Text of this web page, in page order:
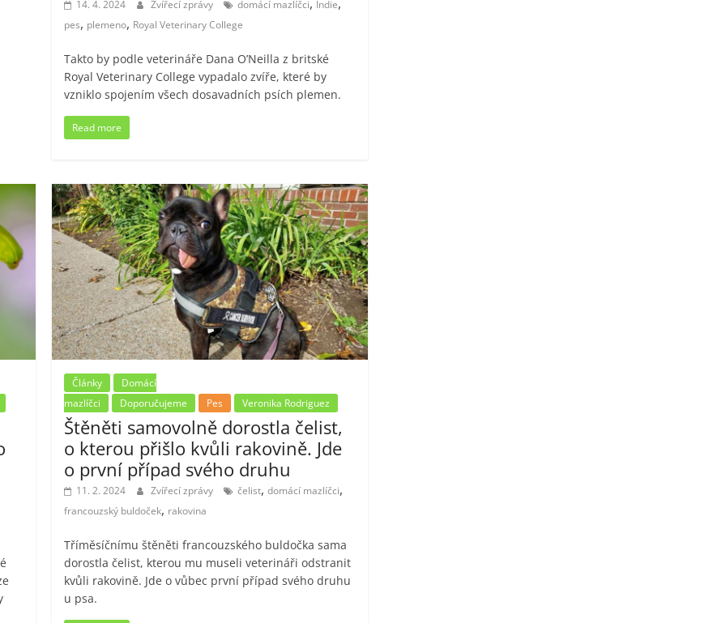
14. 4. 2024 Zvířecí zprávy domácí mazlíčci Indie
pes, plemeno, Royal Veterinary College
Takto by podle veterináře Dana O’Neilla z britské
Royal Veterinary College vypadalo zvíře, které by
vzniklo spojením všech dosavadních psích plemen.
Read more
Články
Domácí
mazlíčci
Doporučujeme Pes Veronika Rodriguez
Štěněti samovolně dorostla čelist,
o kterou přišlo kvůli rakovině. Jde
o první případ svého druhu
11. 2. 2024 Zvířecí zprávy čelist,domácí mazlíčci,
francouzský buldoček, rakovina
Tříměsíčnímu štěněti francouzského buldočka sama
dorostla čelist, kterou mu museli veterináři odstranit
kvůli rakovině. Jde o vůbec první případ svého druhu
u psa.